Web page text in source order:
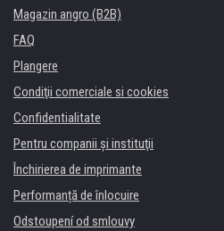
Magazin angro (B2B)
FAQ
Plangere
Condiţii comerciale si cookies
Confidentialitate
Pentru companii și instituţii
Închirierea de imprimante
Performanță de înlocuire
Odstoupení od smlouvy